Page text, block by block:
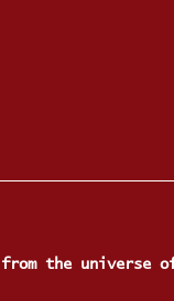
the universe